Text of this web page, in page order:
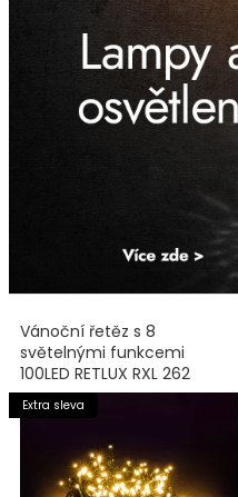
Vánoční řetěz s 8
světelnými funkcemi
100LED RETLUX RXL 262
Extra sleva